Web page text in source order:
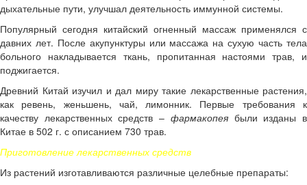
дыхательные пути, улучшал деятельность иммунной системы.
Популярный сегодня китайский огненный массаж применялся с
давних лет. После акупунктуры или массажа на сухую часть тела
больного накладывается ткань, пропитанная настоями трав, и
поджигается.
Древний Китай изучил и дал миру такие лекарственные растения,
как ревень, женьшень, чай, лимонник. Первые требования к
качеству лекарственных средств – фармакопеябыли изданы в
Китае в 502 г. с описанием 730 трав.
Приготовление лекарственных средств
Из растений изготавливаются различные целебные препараты: